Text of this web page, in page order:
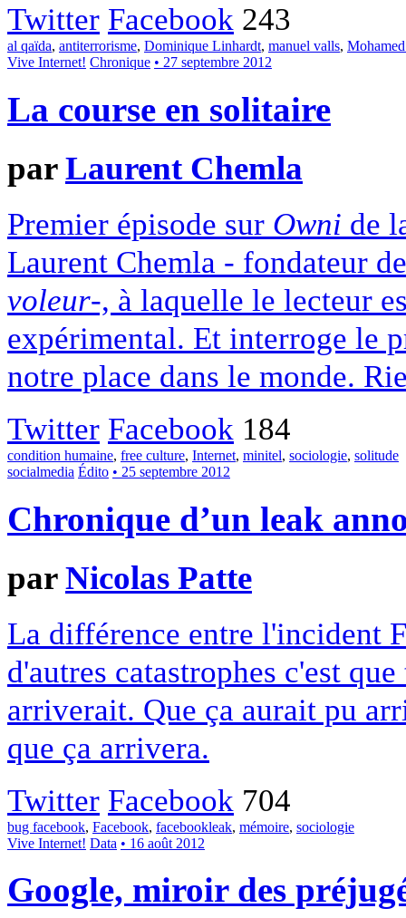
Twitter Facebook 243
al qaïda, antiterrorisme, Dominique Linhardt, manuel valls,
Vive Internet! Chronique • 27 septembre 2012
La course en solitaire
parLaurent Chemla
Premier épisode sur Owni de
Laurent Chemla - fondateur
voleur-, à laquelle le lecteur
expérimental. Et interroge le
notre place dans le monde.
Twitter Facebook 184
condition humaine, free culture, Internet, minitel, sociologie, solitude
socialmedia Édito • 25 septembre 2012
Chronique d’un leak
parNicolas Patte
La différence entre l'incident
d'autres catastrophes c'est
arriverait. Que ça aurait pu
que ça arrivera.
Twitter Facebook 704
bug facebook, Facebook, facebookleak, mémoire, sociologie
Vive Internet! Data • 16 août 2012
Google, miroir des